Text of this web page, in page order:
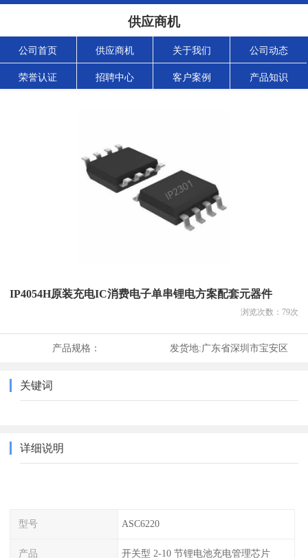
供应商机
公司首页 供应商机 关于我们 公司动态
荣誉认证 招聘中心 客户案例 产品知识
IP4054H原装充电IC消费电子单串锂电方案配套元器件
浏览次数： 79次
产品规格： 发货地:广东省深圳市宝安区
关键词
详细说明
型号 ASC6220
产品 开关型 2-10 节锂电池充电管理芯片